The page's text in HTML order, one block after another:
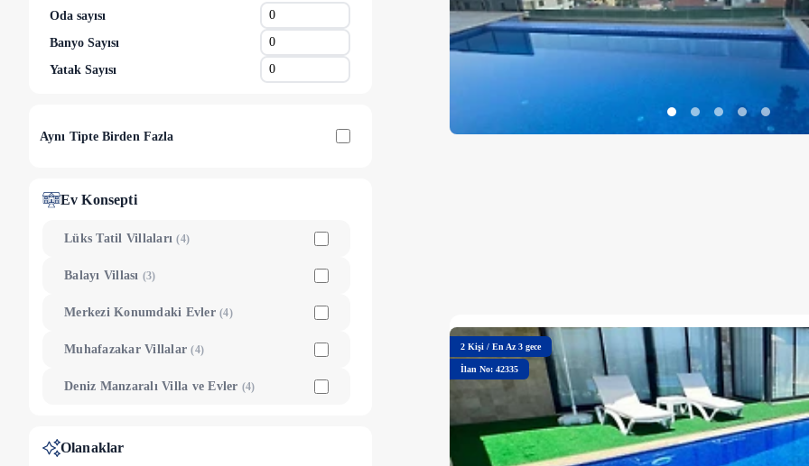
Oda sayısı
Banyo Sayısı
Yatak Sayısı
Aynı Tipte Birden Fazla
Ev Konsepti
Lüks Tatil Villaları (4)
Balayı Villası (3)
Merkezi Konumdaki Evler (4)
Muhafazakar Villalar (4)
Deniz Manzaralı Villa ve Evler (4)
Olanaklar
2 Kişi / En Az 3 gece
İlan No: 42335